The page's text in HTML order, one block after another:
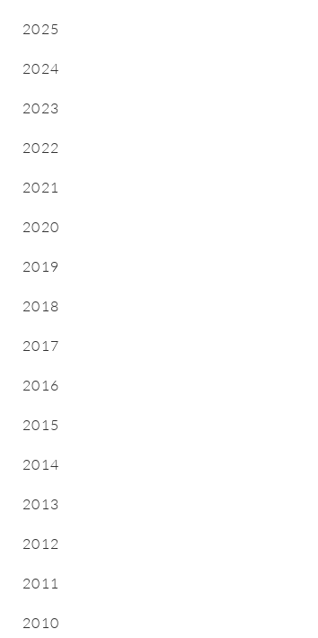
2025
2024
2023
2022
2021
2020
2019
2018
2017
2016
2015
2014
2013
2012
2011
2010